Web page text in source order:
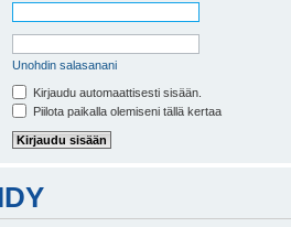
Unohdin salasanani
Kirjaudu automaattisesti sisään.
Piilota paikalla olemiseni tällä kertaa